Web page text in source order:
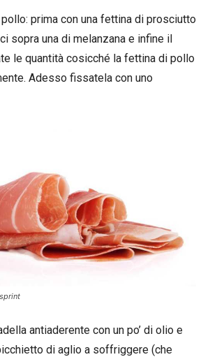
prima con una fettina di prosciutto
sopra una di melanzana e infine il
le quantità cosicché la fettina di pollo
Adesso fissatela con uno
antiaderente con un po’ di olio e
di aglio a soffriggere (che